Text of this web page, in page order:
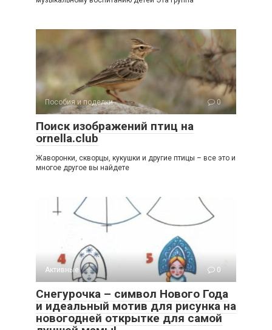
Пособия и поделки 0
Поиск изображений птиц на
ornella.club
Жаворонки, скворцы, кукушки и другие птицы – все это и
многое другое вы найдете
Активные 0
Снегурочка – символ Нового Года
и идеальный мотив для рисунка на
новогодней открытке для самой